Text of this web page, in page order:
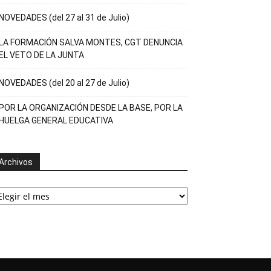
(del 27 al 31 de Julio)
FORMACIÓN SALVA MONTES, CGT DENUNCIA
VETO DE LA JUNTA
(del 20 al 27 de Julio)
LA ORGANIZACIÓN DESDE LA BASE, POR LA
GENERAL EDUCATIVA